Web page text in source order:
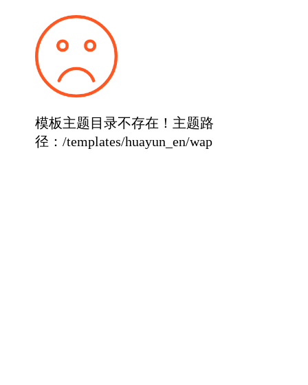
模板主题目录不存在！主题路
径：/templates/huayun_en/wap